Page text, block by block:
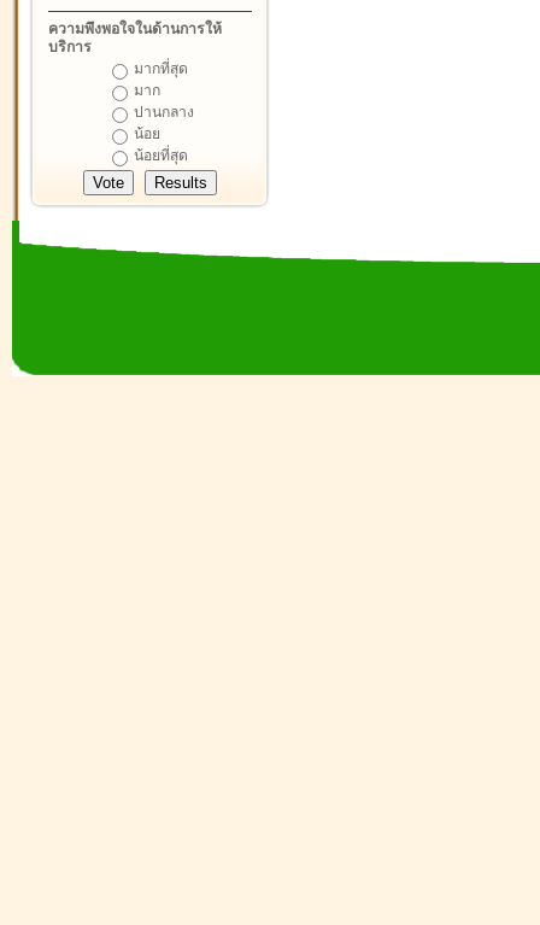
ความพึงพอใจในด้านการให้
บริการ
มากที่สุด
มาก
ปานกลาง
น้อย
น้อยที่สุด